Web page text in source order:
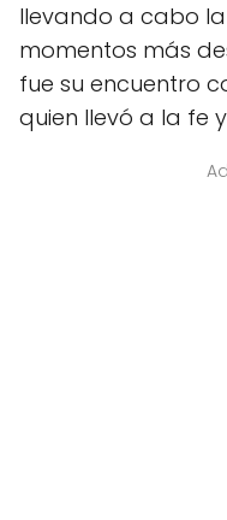
llevando a cabo la
momentos más
fue su encuentro
quien llevó a la fe